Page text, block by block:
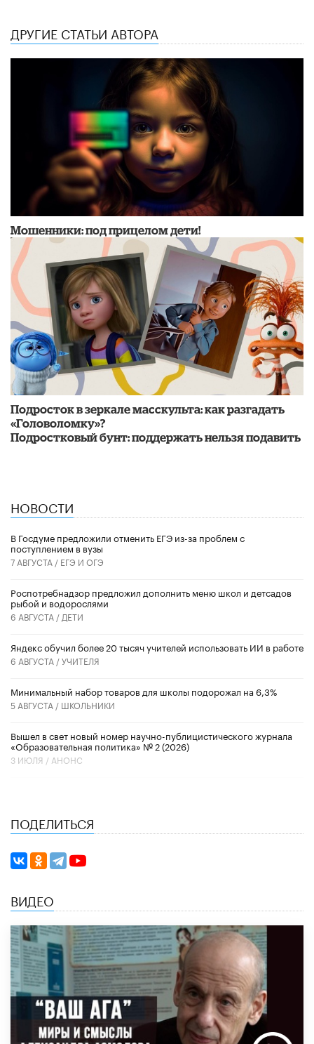
ДРУГИЕ СТАТЬИ АВТОРА
Мошенники: под прицелом дети!
Подросток в зеркале масскульта: как разгадать
«Головоломку»?
Подростковый бунт: поддержать нельзя подавить
НОВОСТИ
В Госдуме предложили отменить ЕГЭ из-за проблем с
поступлением в вузы
7 АВГУСТА / ЕГЭ И ОГЭ
Роспотребнадзор предложил дополнить меню школ и детсадов
рыбой и водорослями
6 АВГУСТА / ДЕТИ
​Яндекс обучил более 20 тысяч учителей использовать ИИ в работе
6 АВГУСТА /УЧИТЕЛЯ
Минимальный набор товаров для школы подорожал на 6,3%
5 АВГУСТА / ШКОЛЬНИКИ
Вышел в свет новый номер научно-публицистического журнала
«Образовательная политика» № 2 (2026)
3 ИЮЛЯ / АНОНС
ПОДЕЛИТЬСЯ
ВИДЕО